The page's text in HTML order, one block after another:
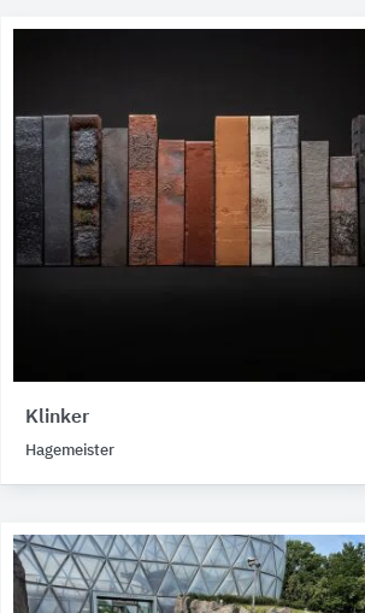
Klinker
Hagemeister